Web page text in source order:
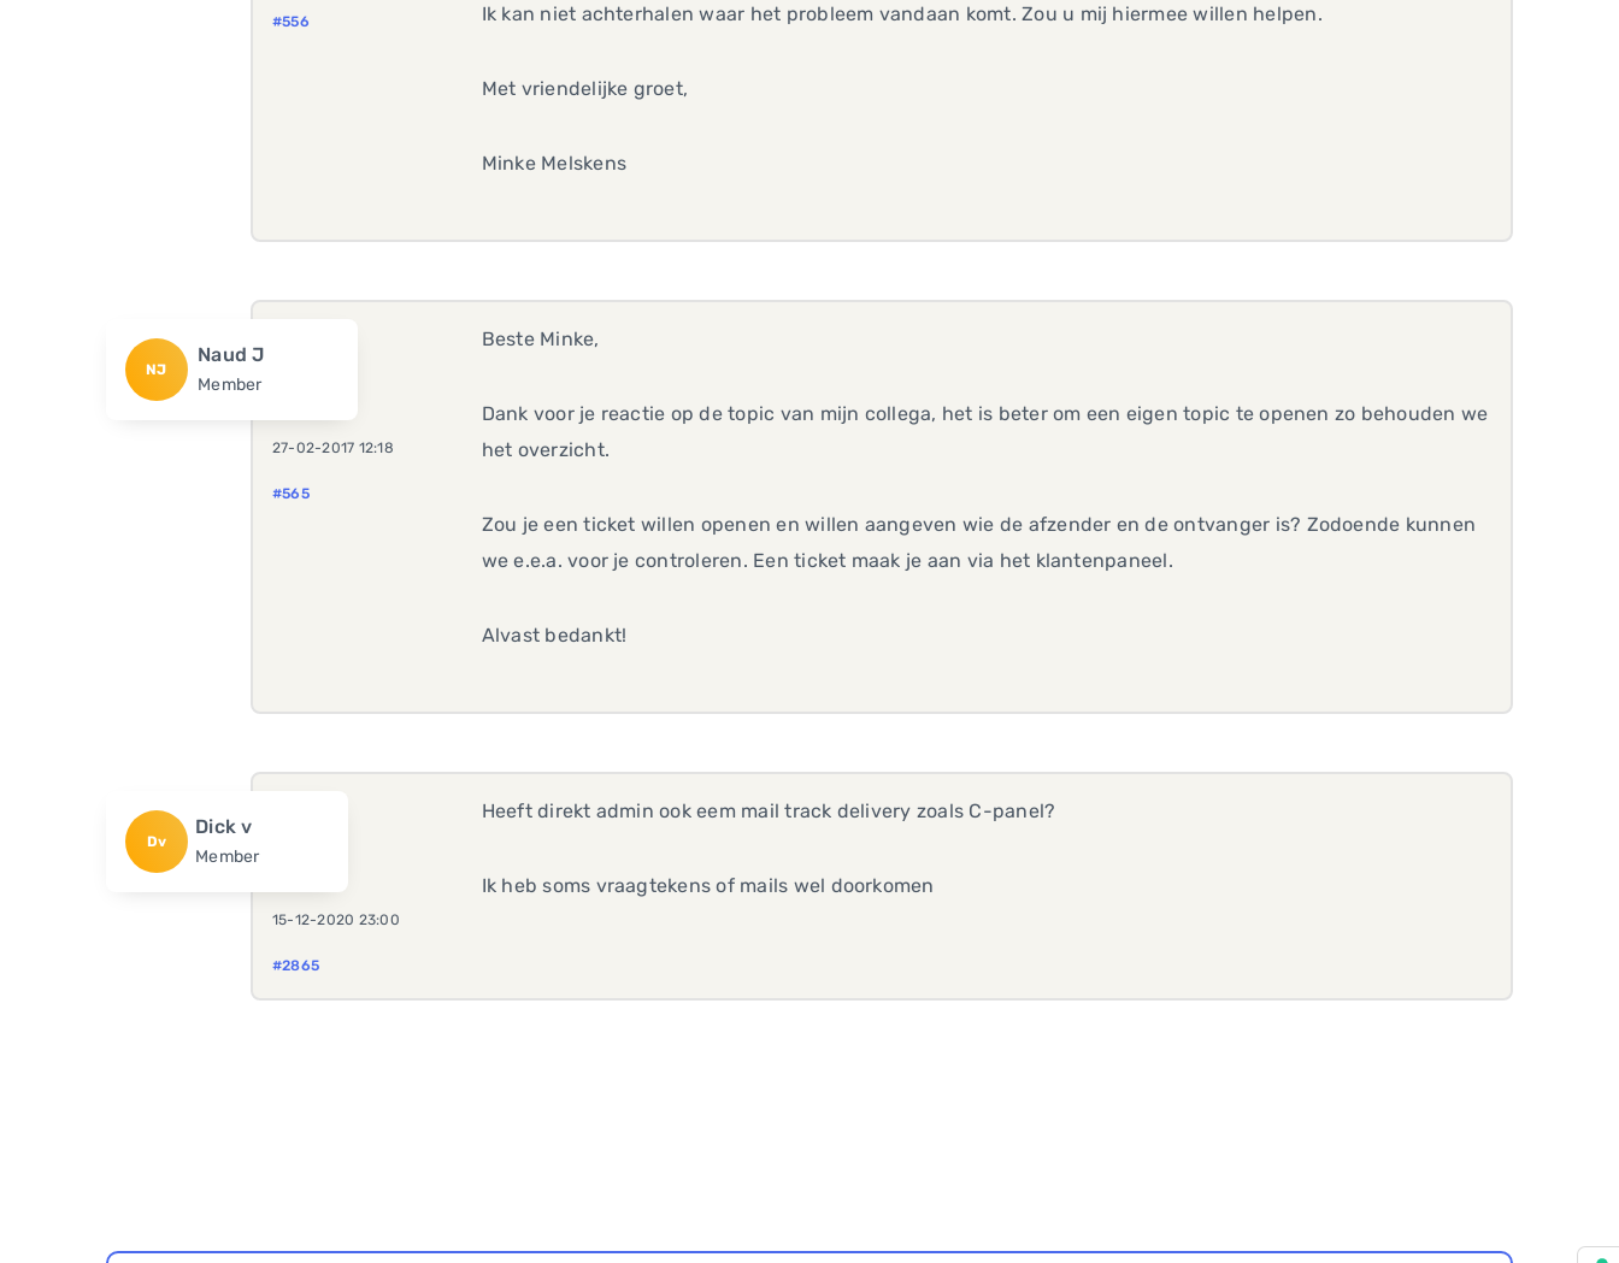
#556
Ik kan niet achterhalen waar het probleem vandaan komt. Zou u mij hiermee willen helpen.
Met vriendelijke groet,
Minke Melskens
NJ
Naud J
Member
27-02-2017 12:18
#565
Beste Minke,
Dank voor je reactie op de topic van mijn collega, het is beter om een eigen topic te openen zo behouden we
het overzicht.
Zou je een ticket willen openen en willen aangeven wie de afzender en de ontvanger is? Zodoende kunnen
we e.e.a. voor je controleren. Een ticket maak je aan via het klantenpaneel.
Alvast bedankt!
Dv
Dick v
Member
15-12-2020 23:00
#2865
Heeft direkt admin ook eem mail track delivery zoals C-panel?
Ik heb soms vraagtekens of mails wel doorkomen